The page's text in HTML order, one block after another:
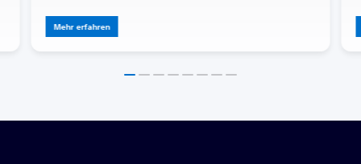
Mehr erfahren